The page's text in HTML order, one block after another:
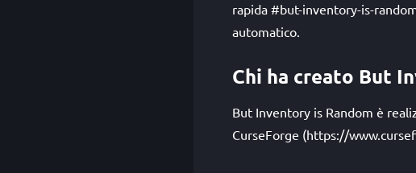
rapida #but-inventory-is-
automatico.
Chi ha creato But
But Inventory is Random è
CurseForge (https://